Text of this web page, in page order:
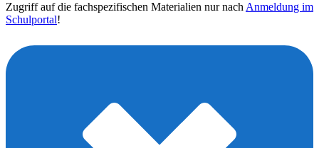
Zugriff auf die fachspezifischen Materialien nur nach Anmeldung im
Schulportal!